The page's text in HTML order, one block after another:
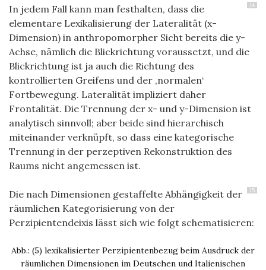
14
In jedem Fall kann man festhalten, dass die
elementare Lexikalisierung der Lateralität (x-
Dimension) in anthropomorpher Sicht bereits die y-
Achse, nämlich die Blickrichtung voraussetzt, und die
Blickrichtung ist ja auch die Richtung des
kontrollierten Greifens und der ‚normalen‘
Fortbewegung. Lateralität impliziert daher
Frontalität. Die Trennung der x- und y-Dimension ist
analytisch sinnvoll; aber beide sind hierarchisch
miteinander verknüpft, so dass eine kategorische
Trennung in der perzeptiven Rekonstruktion des
Raums nicht angemessen ist.
15
Die nach Dimensionen gestaffelte Abhängigkeit der
räumlichen Kategorisierung von der
Perzipientendeixis lässt sich wie folgt schematisieren:
Abb.: (5) lexikalisierter Perzipientenbezug beim Ausdruck der
räumlichen Dimensionen im Deutschen und Italienischen